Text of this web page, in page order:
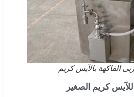
الفاكهة بالآيس كريم
للآيس كريم الصغير